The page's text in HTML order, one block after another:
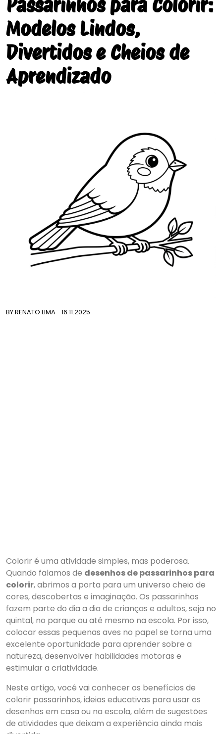
Passarinhos para Colorir:
Modelos Lindos,
Divertidos e Cheios de
Aprendizado
BYRENATO LIMA 16.11.2025
Colorir é uma atividade simples, mas poderosa.
Quando falamos de desenhos de passarinhos para
colorir, abrimos a porta para um universo cheio de
cores, descobertas e imaginação. Os passarinhos
fazem parte do dia a dia de crianças e adultos, seja no
quintal, no parque ou até mesmo na escola. Por isso,
colocar essas pequenas aves no papel se torna uma
excelente oportunidade para aprender sobre a
natureza, desenvolver habilidades motoras e
estimular a criatividade.
Neste artigo, você vai conhecer os benefícios de
colorir passarinhos, ideias educativas para usar os
desenhos em casa ou na escola, além de sugestões
de atividades que deixam a experiência ainda mais